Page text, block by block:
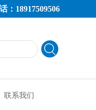
：18917509506
联系我们